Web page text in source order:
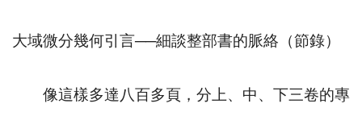
大域微分幾何引言──細談整部書的脈絡（節錄）
像這樣多達八百多頁，分上、中、下三卷的專